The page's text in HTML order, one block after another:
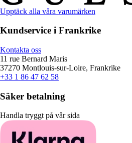
Upptäck alla våra varumärken
Kundservice i Frankrike
Kontakta oss
11 rue Bernard Maris
37270 Montlouis-sur-Loire, Frankrike
+33 1 86 47 62 58
Säker betalning
Handla tryggt på vår sida